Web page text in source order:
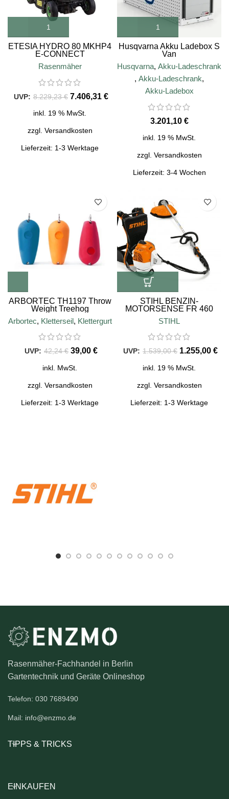
ETESIA HYDRO 80 MKHP4
E-CONNECT
Rasenmäher
8.229,23€ 7.406,31 €
inkl. 19 % MwSt.
zzgl. Versandkosten
Lieferzeit: 1-3 Werktage
Husqvarna Akku Ladebox S
Van
Husqvarna, Akku-Ladeschrank
, Akku-Ladeschrank,
Akku-Ladebox
€
inkl. 19 % MwSt.
zzgl. Versandkosten
Lieferzeit: 3-4 Wochen
ARBORTEC TH1197 Throw
Weight Treehog
Rubber/Stainless Steel Ring
Arbortec, Kletterseil, Klettergurt
42,24€ 39,00 €
inkl. MwSt.
zzgl. Versandkosten
Lieferzeit: 1-3 Werktage
STIHL BENZIN-
MOTORSENSE FR 460
STIHL
1.539,00€ 1.255,00 €
inkl. 19 % MwSt.
zzgl. Versandkosten
Lieferzeit: 1-3 Werktage
Rasenmäher-Fachhandel in Berlin
Gartentechnik und Geräte Onlineshop
Telefon: 030 7689490
Mail: info@enzmo.de
TIPPS & TRICKS
EINKAUFEN